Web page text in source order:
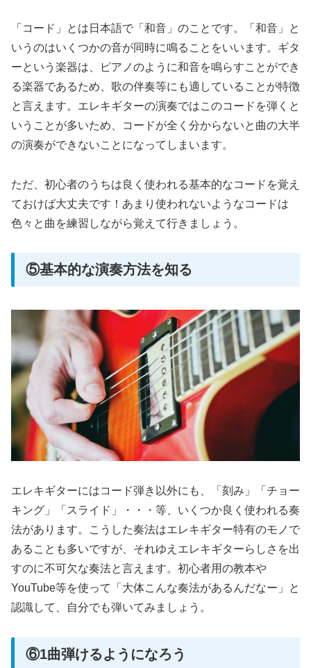
「コード」とは日本語で「和音」のことです。「和音」と
いうのはいくつかの音が同時に鳴ることをいいます。ギタ
ーという楽器は、ピアノのように和音を鳴らすことができ
る楽器であるため、歌の伴奏等にも適していることが特徴
と言えます。エレキギターの演奏ではこのコードを弾くと
いうことが多いため、コードが全く分からないと曲の大半
の演奏ができないことになってしまいます。
ただ、初心者のうちは良く使われる基本的なコードを覚え
ておけば大丈夫です！あまり使われないようなコードは
色々と曲を練習しながら覚えて行きましょう。
⑤基本的な演奏方法を知る
エレキギターにはコード弾き以外にも、「刻み」「チョー
キング」「スライド」・・・等、いくつか良く使われる奏
法があります。こうした奏法はエレキギター特有のモノで
あることも多いですが、それゆえエレキギターらしさを出
すのに不可欠な奏法と言えます。初心者用の教本や
YouTube等を使って「大体こんな奏法があるんだなー」と
認識して、自分でも弾いてみましょう。
⑥1曲弾けるようになろう